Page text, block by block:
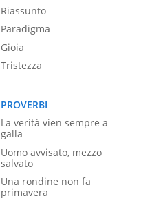
Riassunto
Paradigma
Gioia
Tristezza
PROVERBI
La verità vien sempre a
galla
Uomo avvisato, mezzo
salvato
Una rondine non fa
primavera